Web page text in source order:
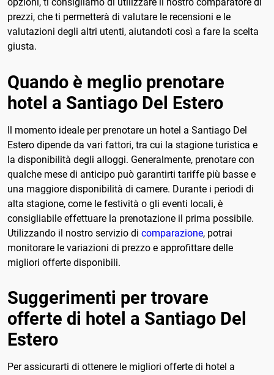
prezzi, che ti permetterà di valutare le recensioni e le
valutazioni degli altri utenti, aiutandoti così a fare la scelta
giusta.
Quando è meglio prenotare
hotel a Santiago Del Estero
Il momento ideale per prenotare un hotel a Santiago Del
Estero dipende da vari fattori, tra cui la stagione turistica e
la disponibilità degli alloggi. Generalmente, prenotare con
qualche mese di anticipo può garantirti tariffe più basse e
una maggiore disponibilità di camere. Durante i periodi di
alta stagione, come le festività o gli eventi locali, è
consigliabile effettuare la prenotazione il prima possibile.
Utilizzando il nostro servizio di comparazione, potrai
monitorare le variazioni di prezzo e approfittare delle
migliori offerte disponibili.
Suggerimenti per trovare
offerte di hotel a Santiago Del
Estero
Per assicurarti di ottenere le migliori offerte di hotel a